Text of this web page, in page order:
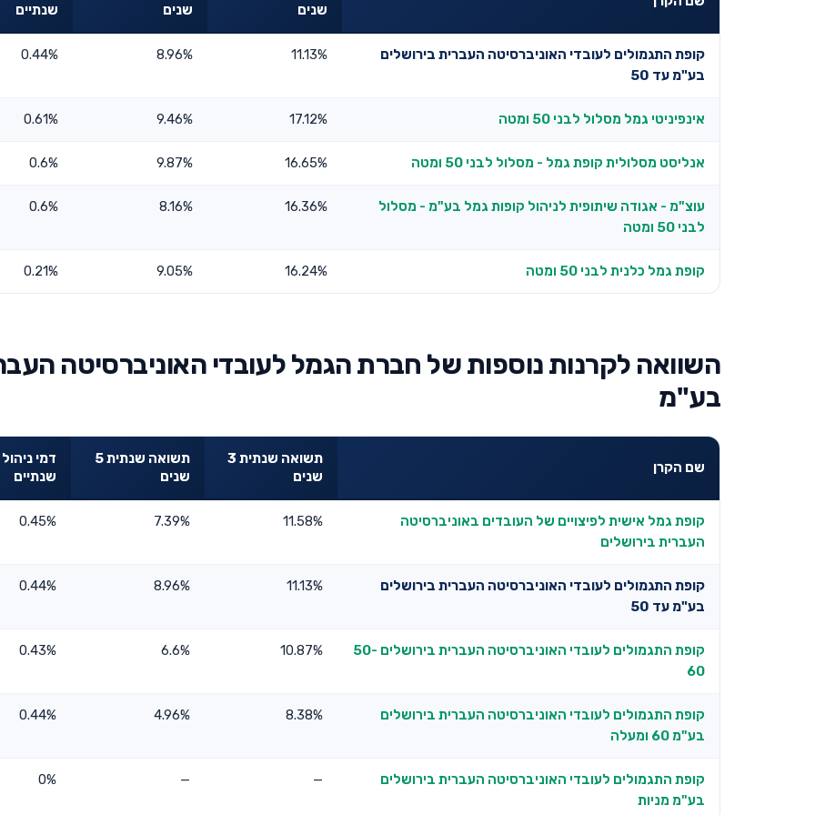
שנים
שנים
שנתיים
קופת התגמולים לעובדי האוניברסיטה העברית בירושלים
בע"מ עד 50
11.13%
8.96%
0.44%
אינפיניטי גמל מסלול לבני 50 ומטה 17.12%
9.46%
0.61%
אנליסט מסלולית קופת גמל - מסלול לבני 50 ומטה 16.65%
9.87%
0.6%
עוצ"מ - אגודה שיתופית לניהול קופות גמל בע"מ - מסלול
לבני 50 ומטה
16.36%
8.16%
0.6%
קופת גמל כלנית לבני 50 ומטה 16.24%
9.05%
0.21%
השוואה לקרנות נוספות של חברת הגמל לעובדי האוניברסיטה
בע"מ
שם הקרן
תשואה שנתית 3
שנים
תשואה שנתית 5
שנים
דמי ניהול
שנתיים
קופת גמל אישית לפיצויים של העובדים באוניברסיטה
העברית בירושלים
11.58%
7.39%
0.45%
קופת התגמולים לעובדי האוניברסיטה העברית בירושלים
בע"מ עד 50
11.13%
8.96%
0.44%
קופת התגמולים לעובדי האוניברסיטה העברית בירושלים 50-
60
10.87%
6.6%
0.43%
קופת התגמולים לעובדי האוניברסיטה העברית בירושלים
בע"מ 60 ומעלה
8.38%
4.96%
0.44%
קופת התגמולים לעובדי האוניברסיטה העברית בירושלים
בע"מ מניות
—
—
0%